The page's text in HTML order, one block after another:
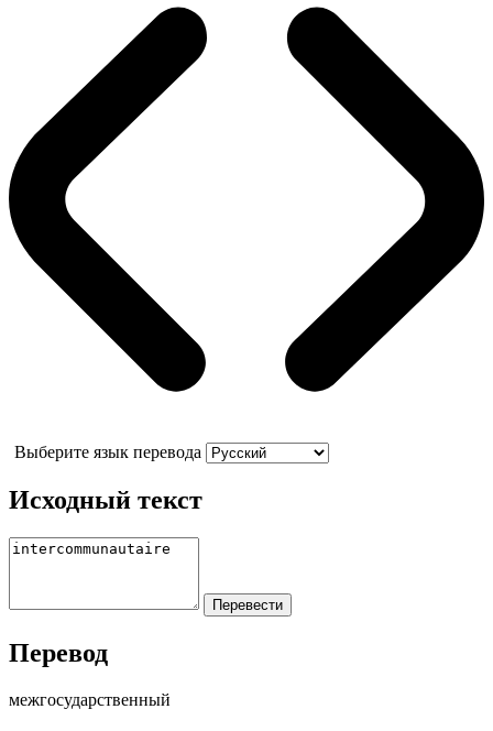
Выберите язык перевода
Исходный текст
Перевод
межгосударственный